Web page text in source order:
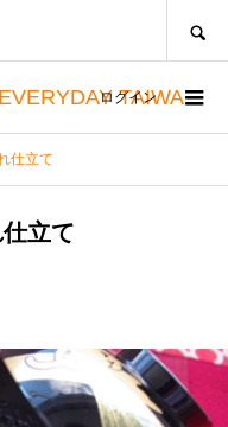
TAIWA
ログイン
仕立て
立て